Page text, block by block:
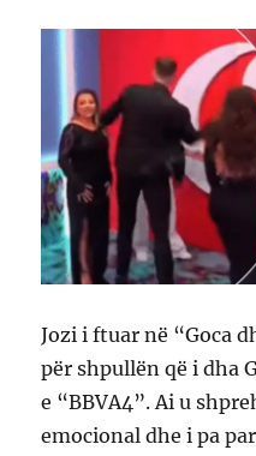
Jozi i ftuar në “Goca
për shpullën që i dha
e “BBVA4”. Ai u
emocional dhe i pa